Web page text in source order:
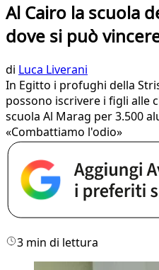
Al Cairo la scuola
dove si può
di Luca Liverani
In Egitto i profughi della
possono iscrivere i figli alle
scuola Al Marag per 3.500
«Combattiamo l'odio»
3 min di lettura